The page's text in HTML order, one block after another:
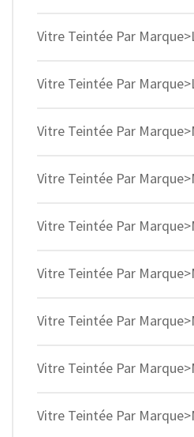
Vitre Teintée Par
Vitre Teintée Par
Vitre Teintée Par
Vitre Teintée Par
Vitre Teintée Par
Vitre Teintée Par
Vitre Teintée Par
Vitre Teintée Par
Vitre Teintée Par